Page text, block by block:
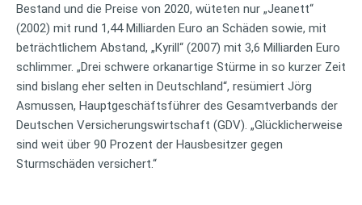
Bestand und die Preise von 2020, wüteten nur „Jeanett“
(2002) mit rund 1,44 Milliarden Euro an Schäden sowie, mit
beträchtlichem Abstand, „Kyrill“ (2007) mit 3,6 Milliarden Euro
schlimmer. „Drei schwere orkanartige Stürme in so kurzer Zeit
sind bislang eher selten in Deutschland“, resümiert Jörg
Asmussen, Hauptgeschäftsführer des Gesamtverbands der
Deutschen Versicherungswirtschaft (GDV). „Glücklicherweise
sind weit über 90 Prozent der Hausbesitzer gegen
Sturmschäden versichert.“